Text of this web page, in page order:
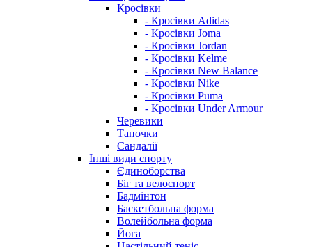
Кросівки
- Кросівки Adidas
- Кросівки Joma
- Кросівки Jordan
- Кросівки Kelme
- Кросівки New Balance
- Кросівки Nike
- Кросівки Puma
- Кросівки Under Armour
Черевики
Тапочки
Сандалії
Інші види спорту
Єдиноборства
Біг та велоспорт
Бадмінтон
Баскетбольна форма
Волейбольна форма
Йога